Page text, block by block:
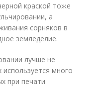
краской тоже
а
сорняков в
земледелие.
лучше не
много
при печати